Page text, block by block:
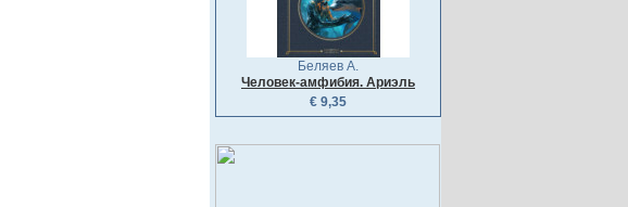
Беляев А.
Человек-амфибия. Ариэль
€ 9,35